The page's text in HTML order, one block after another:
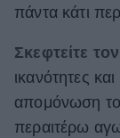
πάντα κάτι
Σκεφτείτε
ικανότητες
απομόνωση
περαιτέρω